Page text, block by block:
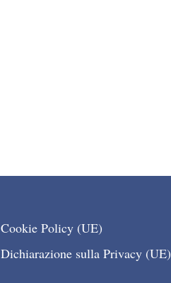
Cookie Policy (UE)
Dichiarazione sulla Privacy (UE)